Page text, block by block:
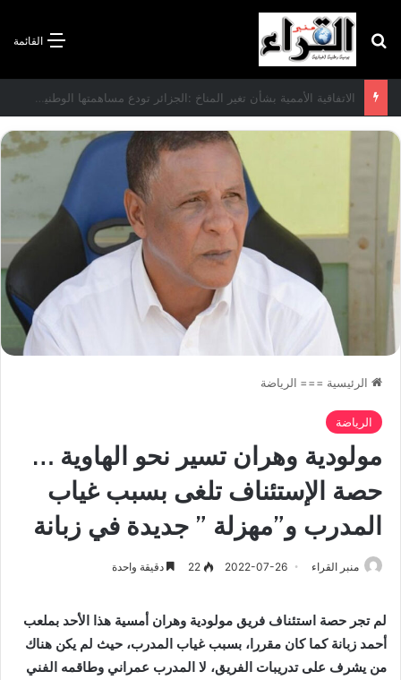
القائمة بحث عن
الرئيسية === الرياضة
الرياضة
مولودية وهران تسير نحو الهاوية …
حصة الإستئناف تلغى بسبب غياب
المدرب و”مهزلة ” جديدة في زبانة
منبر القراء 2022-07-26
22 دقيقة واحدة
لم تجر حصة استئناف فريق مولودية وهران أمسية هذا الأحد بملعب
أحمد زبانة كما كان مقررا، بسبب غياب المدرب، حيث لم يكن هناك
من يشرف على تدريبات الفريق، لا المدرب عمراني وطاقمه الفني